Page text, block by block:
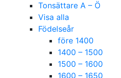
Tonsättare A – Ö
Visa alla
Födelseår
före 1400
1400 – 1500
1500 – 1600
1600 – 1650